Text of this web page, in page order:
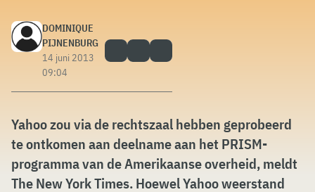
DOMINIQUE
PIJNENBURG
14 juni 2013
09:04
Yahoo zou via de rechtszaal hebben geprobeerd
te ontkomen aan deelname aan het PRISM-
programma van de Amerikaanse overheid, meldt
The New York Times. Hoewel Yahoo weerstand